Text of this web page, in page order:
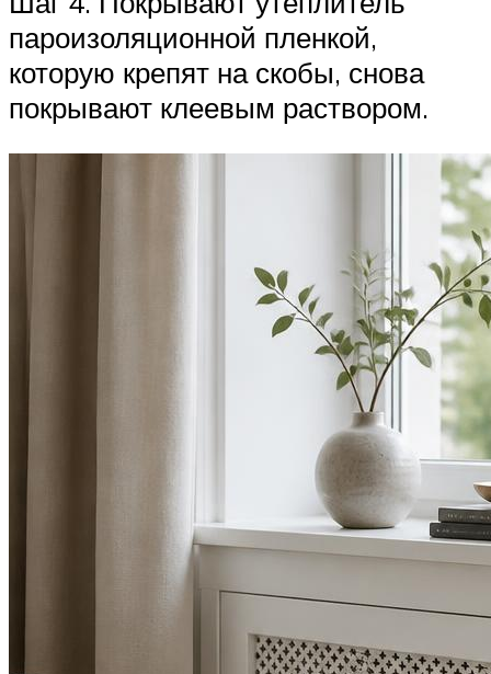
пароизоляционной пленкой,
которую крепят на скобы, снова
покрывают клеевым раствором.